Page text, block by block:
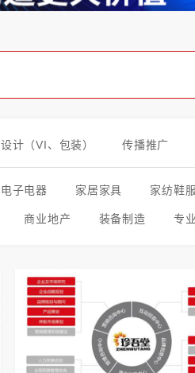
设计（VI、包装） 传播推广
电子电器 家居家具 家纺鞋服
商业地产 装备制造 专